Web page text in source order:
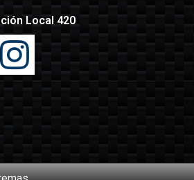
Local 420